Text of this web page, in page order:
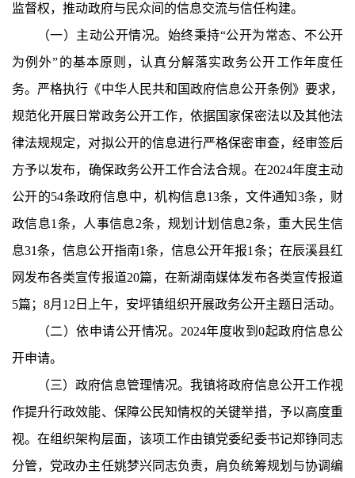
监督权，推动政府与民众间的信息交流与信任构建。
（一） 主动公开情况。 始终秉持“公开为常态、不公开
为例外”的基本原则，认真分解落实政务公开工作年度任
务。严格执行《中华人民共和国政府信息公开条例》要求，
规范化开展日常政务公开工作，依据国家保密法以及其他法
律法规规定，对拟公开的信息进行严格保密审查，经审签后
方予以发布，确保政务公开工作合法合规。 在2024年度主动
公开的54条政府信息中，机构信息13条，文件通知3条，财
政信息1 条，人事信息2条，规划计划信息2条， 重大民生信
息31条，信息公开指南1条，信息公开年报1 条 ；在辰溪县红
网发布各类宣传报道20篇，在新湖南媒体发布各类宣传报道
5篇； 8月 12 日上午， 安坪镇组织开展政务公开主题 日活动。
（二）依申请公开情况。 2024年度收到0起政府信息公
开申请。
（三）政府信息管理情况。我镇将政府信息公开工作视
作提升行政效能、保障公民知情权的关键举措，予以高度重
视。在组织架构层面，该项工作由镇党委纪委书记郑铮同志
分管，党政办主任姚梦兴同志负责，肩负统筹规划与协调编